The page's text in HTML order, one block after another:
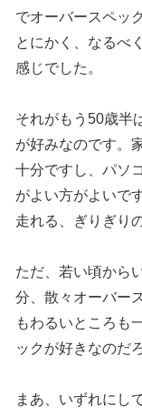
でオーバースペッ
とにかく、なるべ
感じでした。
それがもう50歳半
が好みなのです。
十分ですし、パソ
がよい方がよいで
走れる、ぎりぎり
ただ、若い頃から
分、散々オーバー
もわるいところも
ックが好きなのだ
まあ、いずれにし